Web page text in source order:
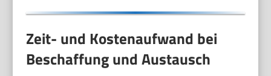
Zeit- und Kostenaufwand bei
Beschaffung und Austausch